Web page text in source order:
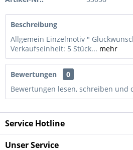
Beschreibung
Allgemein Einzelmotiv "
Verkaufseinheit: 5 Stück... mehr
Bewertungen
0
Bewertungen lesen, schreiben und
Service Hotline
Unser Service